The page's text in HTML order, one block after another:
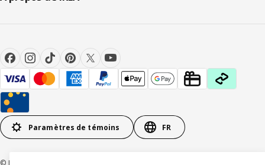
Paramètres de témoins FR